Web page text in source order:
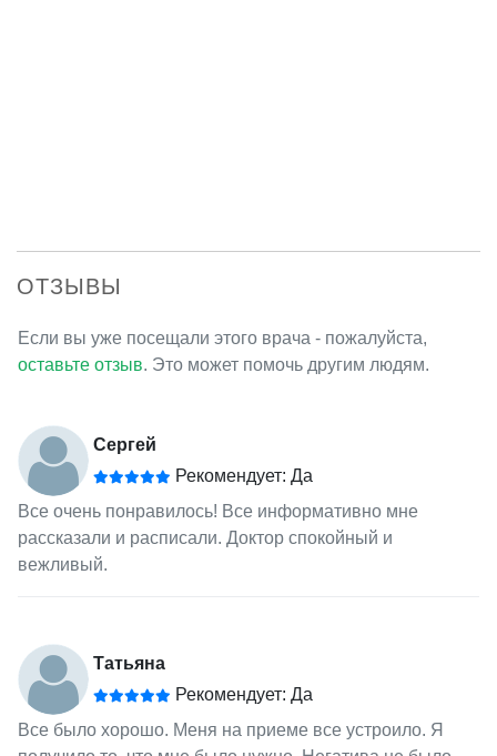
ОТЗЫВЫ
Если вы уже посещали этого врача - пожалуйста,
оставьте отзыв. Это может помочь другим людям.
Сергей
Рекомендует: Да
Все очень понравилось! Все информативно мне
рассказали и расписали. Доктор спокойный и
вежливый.
Татьяна
Рекомендует: Да
Все было хорошо. Меня на приеме все устроило. Я